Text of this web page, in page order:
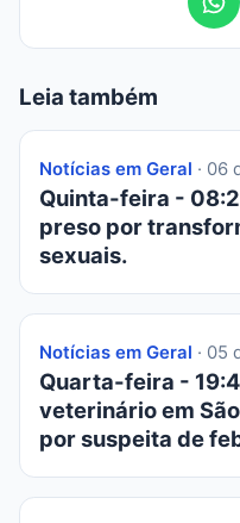
Leia também
Notícias em Geral · 06
Quinta-feira -
preso por
sexuais.
Notícias em Geral · 05
Quarta-feira -
veterinário em
por suspeita de